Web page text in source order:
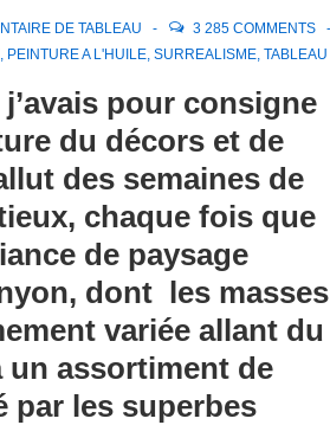
DE TABLEAU
3 285 COMMENTS
, PEINTURE A L'HUILE, SURREALISME, TABLEAU
pour consigne
du décors et de
des semaines de
chaque fois que
de paysage
dont les masses
variée allant du
un assortiment de
par les superbes